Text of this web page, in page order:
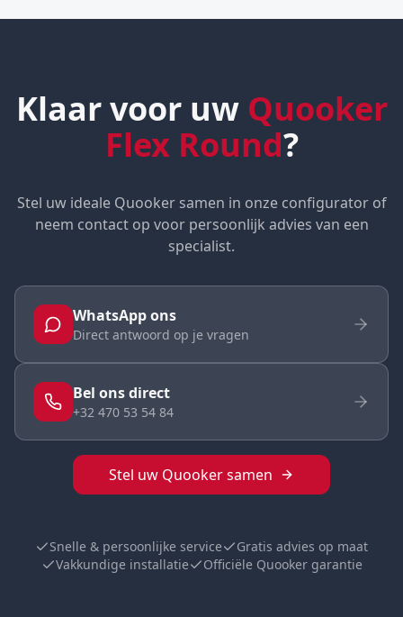
Klaar voor uw Quooker
Flex Round?
Stel uw ideale Quooker samen in onze configurator of
neem contact op voor persoonlijk advies van een
specialist.
WhatsApp ons
Direct antwoord op je vragen
Bel ons direct
+32 470 53 54 84
Stel uw Quooker samen
Snelle & persoonlijke service
Gratis advies op maat
Vakkundige installatie
Officiële Quooker garantie